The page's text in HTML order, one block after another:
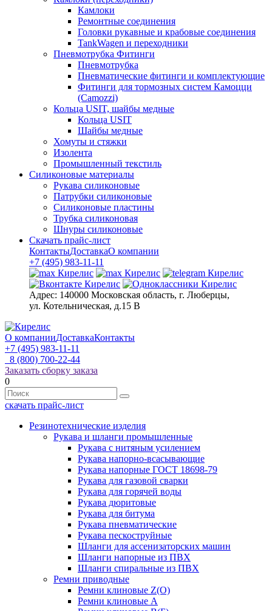
Камлоки
Ремонтные соединения
Головки рукавные и крабовые соединения
TankWagen и переходники
Пневмотрубка Фитинги
Пневмотрубка
Пневматические фитинги и комплектующие
Фитинги для тормозных систем Камоцци
(Camozzi)
Кольца USIT, шайбы медные
Кольца USIT
Шайбы медные
Хомуты и стяжки
Изолента
Промышленный текстиль
Силиконовые материалы
Рукава силиконовые
Патрубки силиконовые
Силиконовые пластины
Трубка силиконовая
Шнуры силиконовые
Скачать прайс-лист
КонтактыДоставкаО компании
+7 (495) 983-11-11
Адрес: 140000 Московская область, г. Люберцы,
ул. Котельническая, д.15 В
О компанииДоставкаКонтакты
+7 (495) 983-11-11
8 (800) 700-22-44
Заказать сборку заказа
0
скачать прайс-лист
Резинотехнические изделия
Рукава и шланги промышленные
Рукава с нитяным усилением
Рукава напорно-всасывающие
Рукава напорные ГОСТ 18698-79
Рукава для газовой сварки
Рукава для горячей воды
Рукава дюритовые
Рукава для битума
Рукава пневматические
Рукава пескоструйные
Шланги для ассенизаторских машин
Шланги напорные из ПВХ
Шланги спиральные из ПВХ
Ремни приводные
Ремни клиновые Z(О)
Ремни клиновые А